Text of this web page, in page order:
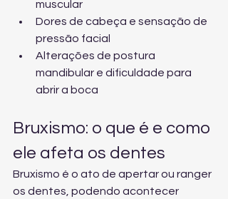
muscular
Dores de cabeça e sensação de
pressão facial
Alterações de postura
mandibular e dificuldade para
abrir a boca
Bruxismo: o que é e como
ele afeta os dentes
Bruxismo é o ato de apertar ou ranger
os dentes, podendo acontecer